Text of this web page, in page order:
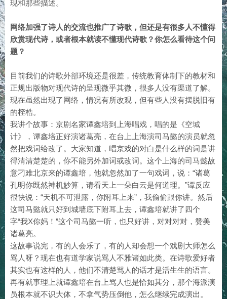
现和那些描述。
网络加强了诗人的交流也推广了诗歌，但还是有很多人不懂得
欣赏现代诗，或者根本就读不懂现代诗歌？你怎么看待这个问
题？
目前我们的诗歌外部环境还是很差，传统教育体制下的教材和
正规出版物对现代诗的呈现微乎其微，很多人没有渠道了解。
现在虽然出现了网络，情况有所改观，但有些人没有摆脱旧有
的桎梏。
我讲个故事：京剧名家谭鑫培到上海唱戏，唱的是《空城
计》，谭鑫培正好演诸葛亮，在台上上海演司马懿的演员就忽
然把戏词给改了。大家知道，唱京戏的对白是什么样的词是讲
得清清楚楚的，你不能另外加词或改词。这个上海的司马懿故
意刁难北京来的谭鑫培，他就忽然加了一句戏词，说：“诸葛
孔明你既然神机妙算，请看天上一朵白云是何道理。”谭反应
很快说：“天机不可泄露，你附耳上来”，我偷偷跟你讲。然后
这司马懿就只好到城墙底下附耳上去，谭鑫培就讲了四个
字“我X你妈！”这个司马懿一听，也只好讲，对对对对，赞美
诸葛亮。
这故事说完，有的人会乐了，有的人却会想一个戏剧大师怎么
骂人呀？现在也有道学家说骂人不雅诸如此类。在诗歌爱好者
其实也有这样的人，他们不清楚骂人的话才是活生生的语言。
再有就事理上就谭鑫培在台上骂人也是恰如其分，那个海派演
员根本就不识大体，不拿气势压倒他，怎么继续完成演出。